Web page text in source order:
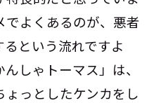
でよくあるのが、悪者
という流れですよ
しゃトーマス」は、
ょっとしたケンカをし